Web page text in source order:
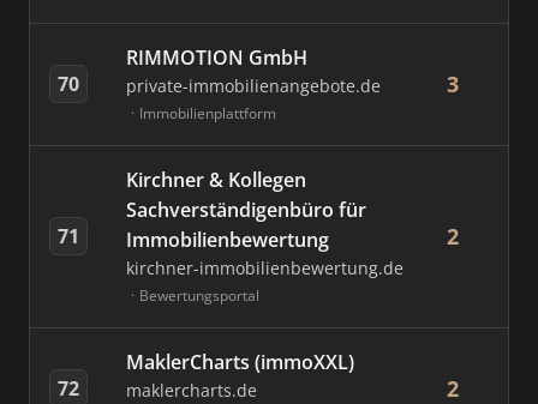
70
RIMMOTION GmbH
private-immobilienangebote.de
Immobilienplattform
3
71
Kirchner & Kollegen
Sachverständigenbüro für
Immobilienbewertung
kirchner-immobilienbewertung.de
Bewertungsportal
2
72
MaklerCharts (immoXXL)
maklercharts.de 2